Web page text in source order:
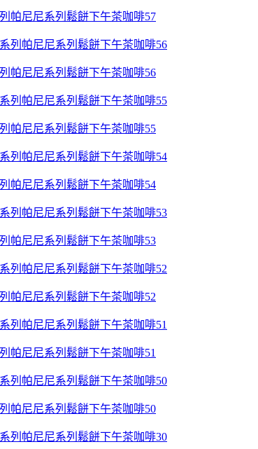
帕尼尼系列鬆餅下午茶咖啡57
帕尼尼系列鬆餅下午茶咖啡56
帕尼尼系列鬆餅下午茶咖啡55
帕尼尼系列鬆餅下午茶咖啡54
帕尼尼系列鬆餅下午茶咖啡53
帕尼尼系列鬆餅下午茶咖啡52
帕尼尼系列鬆餅下午茶咖啡51
帕尼尼系列鬆餅下午茶咖啡50